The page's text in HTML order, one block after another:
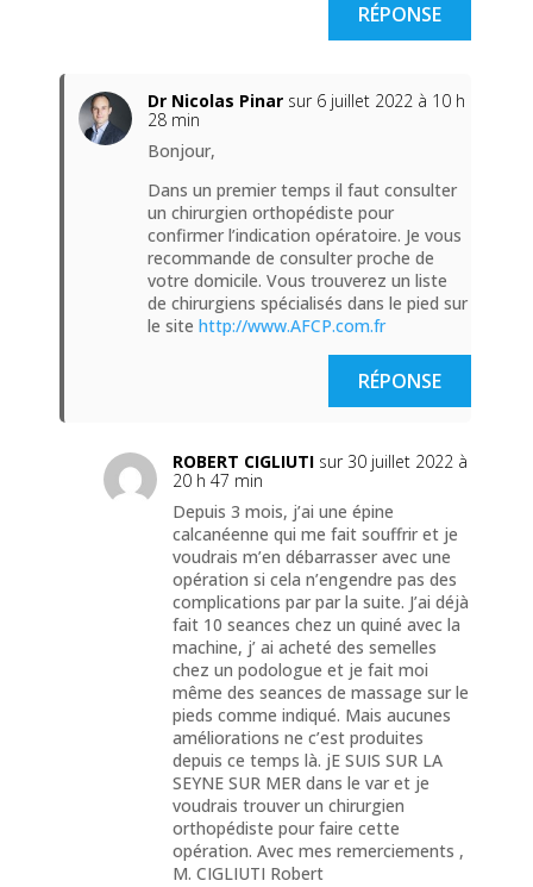
RÉPONSE
Dr Nicolas Pinar sur 6 juillet 2022 à 10 h
28 min
Bonjour,
Dans un premier temps il faut consulter
un chirurgien orthopédiste pour
confirmer l’indication opératoire. Je vous
recommande de consulter proche de
votre domicile. Vous trouverez un liste
de chirurgiens spécialisés dans le pied sur
le site http://www.AFCP.com.fr
RÉPONSE
ROBERT CIGLIUTI sur 30 juillet 2022 à
20 h 47 min
Depuis 3 mois, j’ai une épine
calcanéenne qui me fait souffrir et je
voudrais m’en débarrasser avec une
opération si cela n’engendre pas des
complications par par la suite. J’ai déjà
fait 10 seances chez un quiné avec la
machine, j’ ai acheté des semelles
chez un podologue et je fait moi
même des seances de massage sur le
pieds comme indiqué. Mais aucunes
améliorations ne c’est produites
depuis ce temps là. jE SUIS SUR LA
SEYNE SUR MER dans le var et je
voudrais trouver un chirurgien
orthopédiste pour faire cette
opération. Avec mes remerciements ,
M. CIGLIUTI Robert